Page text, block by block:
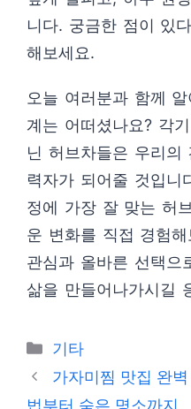
니다. 궁금한 점이 있
해보세요.
오늘 여러분과 함께
계는 어떠셨나요? 각
닌 허브차들은 우리의
력자가 되어줄 것입니
정에 가장 잘 맞는 허
운 변화를 직접 경험
관심과 올바른 선택으
삶을 만들어나가시길
Categories
기타
가자미찜 맛집 완
법부터 숨은 명소까지